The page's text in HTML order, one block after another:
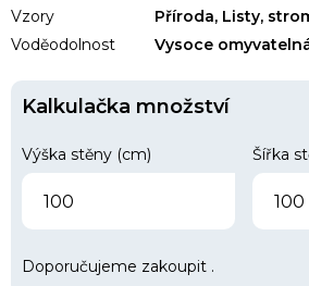
Vzory
Příroda, Listy,
Voděodolnost
Vysoce
Kalkulačka množství
Výška stěny (cm) Šířka
Doporučujeme zakoupit .